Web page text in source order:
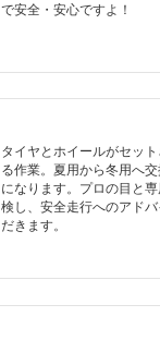
で安全・安心ですよ！
タイヤとホイールがセッ
る作業。夏用から冬用へ
になります。プロの目と
検し、安全走行へのアド
だきます。